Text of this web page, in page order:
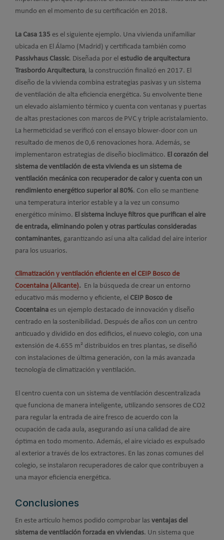
mundo en el momento de su certificación en 2018.
La Casa 135 es el siguiente ejemplo. Una vivienda unifamiliar
ubicada en El Álamo (Madrid) y certificada también como
Passivhaus Classic. Diseñada por el estudio de arquitectura
Trasbordo Arquitectura, la construcción finalizó en 2017. El
diseño de la vivienda combina estrategias pasivas y un sistema
de ventilación de alta eficiencia energética. Su envolvente tiene
un elevado aislamiento térmico y cuenta con ventanas y puertas
de altas prestaciones con marcos de PVC y triple acristalamiento.
La hermeticidad se verificó con el ensayo blower-door con un
resultado de menos de 0,6 renovaciones hora. Además, se
implementaron estrategias de diseño bioclimático. El corazón del
sistema de ventilación de esta vivienda es un sistema de
ventilación mecánica con recuperador de calor y cuenta con un
rendimiento energético superior al 80%. Con ello se mantiene
una temperatura interior estable y a la vez un consumo
energético mínimo. El sistema incluye filtros que purifican el aire
de entrada, eliminando polen y otras partículas consideradas
contaminantes, garantizando así una alta calidad del aire interior
para los usuarios.
Climatización y ventilación eficiente en el CEIP Bosco de
Cocentaina (Alicante). En la búsqueda de crear un entorno
educativo más moderno y eficiente, el CEIP Bosco de
Cocentaina es un ejemplo destacado de innovación y diseño
centrado en la sostenibilidad. Después de años con un centro
anticuado y dividido en dos edificios, el nuevo colegio, con una
extensión de 4.655 m² distribuidos en tres plantas, se diseñó
con instalaciones de última generación, con la más avanzada
tecnología de climatización y ventilación.
El centro cuenta con un sistema de ventilación descentralizada
que funciona de manera inteligente, utilizando sensores de CO2
para regular la entrada de aire fresco de acuerdo con la
ocupación de cada aula, asegurando así una calidad de aire
óptima en todo momento. Además, el aire viciado es expulsado
al exterior a través de los extractores. En las zonas comunes del
colegio, se instalaron recuperadores de calor que contribuyen a
una mayor eficiencia energética.
Conclusiones
En este artículo hemos podido comprobar las ventajas del
sistema de ventilación forzada en viviendas. Un sistema que